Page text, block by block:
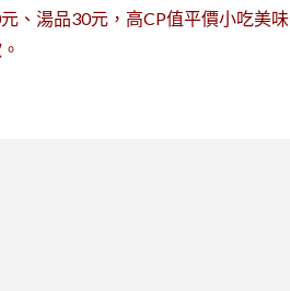
、湯品30元，高CP值平價小吃美